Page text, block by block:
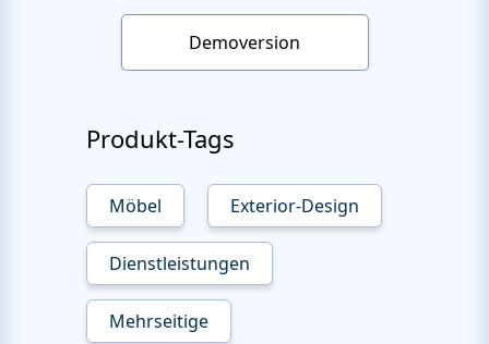
Demoversion
Produkt-Tags
Möbel Exterior-Design
Dienstleistungen
Mehrseitige